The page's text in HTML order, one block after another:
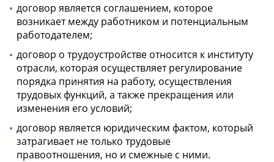
договор является соглашением, которое
возникает между работником и потенциальным
работодателем;
договор о трудоустройстве относится к институту
отрасли, которая осуществляет регулирование
порядка принятия на работу, осуществления
трудовых функций, а также прекращения или
изменения его условий;
договор является юридическим фактом, который
затрагивает не только трудовые
правоотношения, но и смежные с ними.